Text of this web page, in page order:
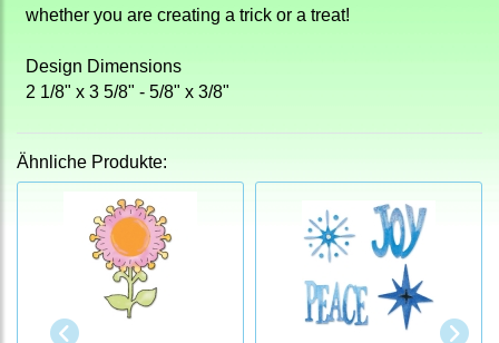
whether you are creating a trick or a treat!
Design Dimensions
2 1/8" x 3 5/8" - 5/8" x 3/8"
Ähnliche Produkte: